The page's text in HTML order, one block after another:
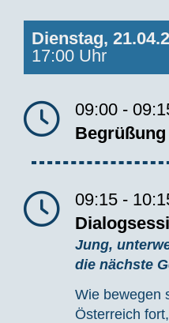
Dienstag,
17:00 Uhr
09:00 -
Begrüßung
09:15 -
Jung,
die nächste
Wie bewegen
Österreich